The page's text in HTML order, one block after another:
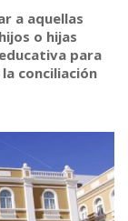
a aquellas
o hijas
para
conciliación